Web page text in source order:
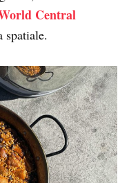
Central
spatiale.